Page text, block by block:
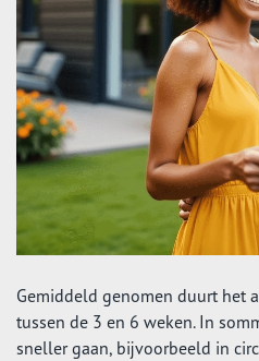
Gemiddeld genomen duurt het
tussen de 3 en 6 weken. In
sneller gaan, bijvoorbeeld in